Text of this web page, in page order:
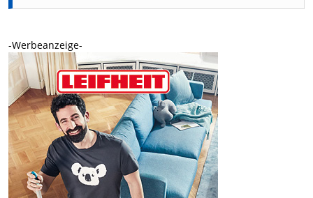
-Werbeanzeige-